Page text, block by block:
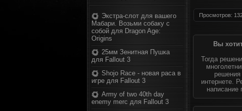
Экстра-слот для вашего
Мабари. Возьми собаку с
собой для Dragon Age:
Origins
25мм Зенитная Пушка
для Fallout 3
Shojo Race - новая раса в
игре для Fallout 3
Army of two 40th day
enemy merc для Fallout 3
Просмотров:
Вы
Тогда
интернете.
написание